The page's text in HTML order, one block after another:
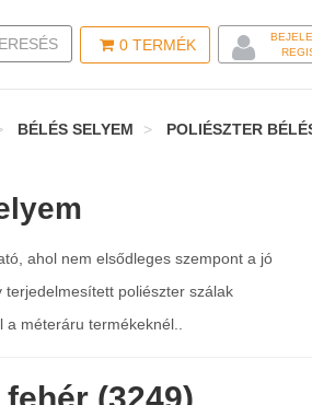
0 TERMÉK
SEARCH
BÉLÉS SELYEM POLIÉSZTER
ahol nem elsődleges szempont a jó
poliészter szálak
méteráru termékeknél..